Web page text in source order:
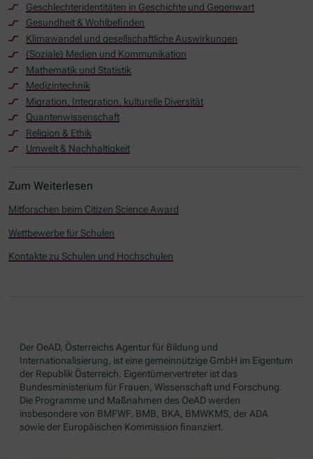
Geschlechteridentitäten in Geschichte und Gegenwart
Gesundheit & Wohlbefinden
Klimawandel und gesellschaftliche Auswirkungen
(Soziale) Medien und Kommunikation
Mathematik und Statistik
Medizintechnik
Migration, Integration, kulturelle Diversität
Quantenwissenschaft
Religion & Ethik
Umwelt & Nachhaltigkeit
Zum Weiterlesen
Mitforschen beim Citizen Science Award
Wettbewerbe für Schulen
Kontakte zu Schulen und Hochschulen
Der OeAD, Österreichs Agentur für Bildung und
Internationalisierung, ist eine gemeinnützige GmbH im Eigentum
der Republik Österreich. Eigentümervertreter ist das
Bundesministerium für Frauen, Wissenschaft und Forschung.
Die Programme und Maßnahmen des OeAD werden
insbesondere von BMFWF, BMB, BKA, BMWKMS, der ADA
sowie der Europäischen Kommission finanziert.